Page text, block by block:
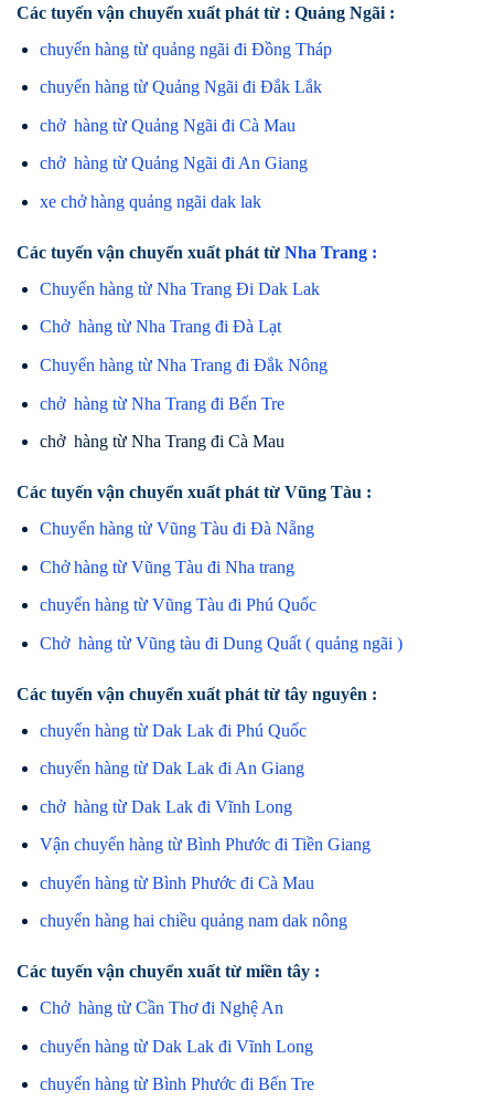
Các tuyến vận chuyển xuất phát từ : Quảng Ngãi :
chuyển hàng từ quảng ngãi đi Đồng Tháp
chuyển hàng từ Quảng Ngãi đi Đắk Lắk
chở hàng từ Quảng Ngãi đi Cà Mau
chở hàng từ Quảng Ngãi đi An Giang
xe chở hàng quảng ngãi dak lak
Các tuyến vận chuyển xuất phát từ Nha Trang :
Chuyển hàng từ Nha Trang Đi Dak Lak
Chở hàng từ Nha Trang đi Đà Lạt
Chuyển hàng từ Nha Trang đi Đắk Nông
chở hàng từ Nha Trang đi Bến Tre
chở hàng từ Nha Trang đi Cà Mau
Các tuyến vận chuyển xuất phát từ Vũng Tàu :
Chuyển hàng từ Vũng Tàu đi Đà Nẵng
Chở hàng từ Vũng Tàu đi Nha trang
chuyển hàng từ Vũng Tàu đi Phú Quốc
Chở hàng từ Vũng tàu đi Dung Quất ( quảng ngãi )
Các tuyến vận chuyển xuất phát từ tây nguyên :
chuyển hàng từ Dak Lak đi Phú Quốc
chuyển hàng từ Dak Lak đi An Giang
chở hàng từ Dak Lak đi Vĩnh Long
Vận chuyển hàng từ Bình Phước đi Tiền Giang
chuyển hàng từ Bình Phước đi Cà Mau
chuyển hàng hai chiều quảng nam dak nông
Các tuyến vận chuyển xuất từ miền tây :
Chở hàng từ Cần Thơ đi Nghệ An
chuyển hàng từ Dak Lak đi Vĩnh Long
chuyển hàng từ Bình Phước đi Bến Tre